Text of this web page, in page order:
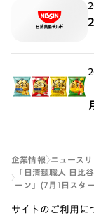
企業情報
ニュースリ
「日清麺職人 日比
ーン」(7月1日スタ
サイトのご利用に